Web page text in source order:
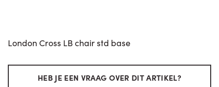
London Cross LB chair std base
HEB JE EEN VRAAG OVER DIT ARTIKEL?